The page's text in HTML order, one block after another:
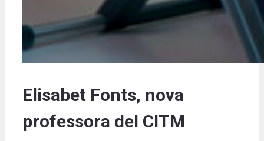
Elisabet Fonts, nova
professora del CITM